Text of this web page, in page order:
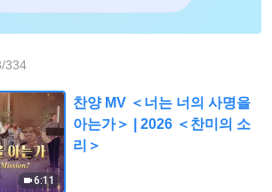
/334
6:11
찬양 MV ＜너는 너의 사명을
아는가＞ | 2026 ＜찬미의 소
리＞